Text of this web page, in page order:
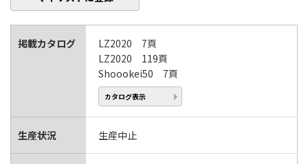
掲載カタログ
LZ2020 7頁
LZ2020 119頁
Shoookei50 7頁
カタログ表示
生産状況 生産中止